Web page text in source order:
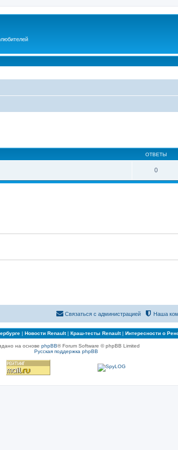
ОТВЕТЫ
0
Наша
Связаться с администрацией
| Новости Renault| Краш-тесты Renault| Интересности о
на основе phpBB® Forum Software © phpBB Limited
Русская поддержка phpBB